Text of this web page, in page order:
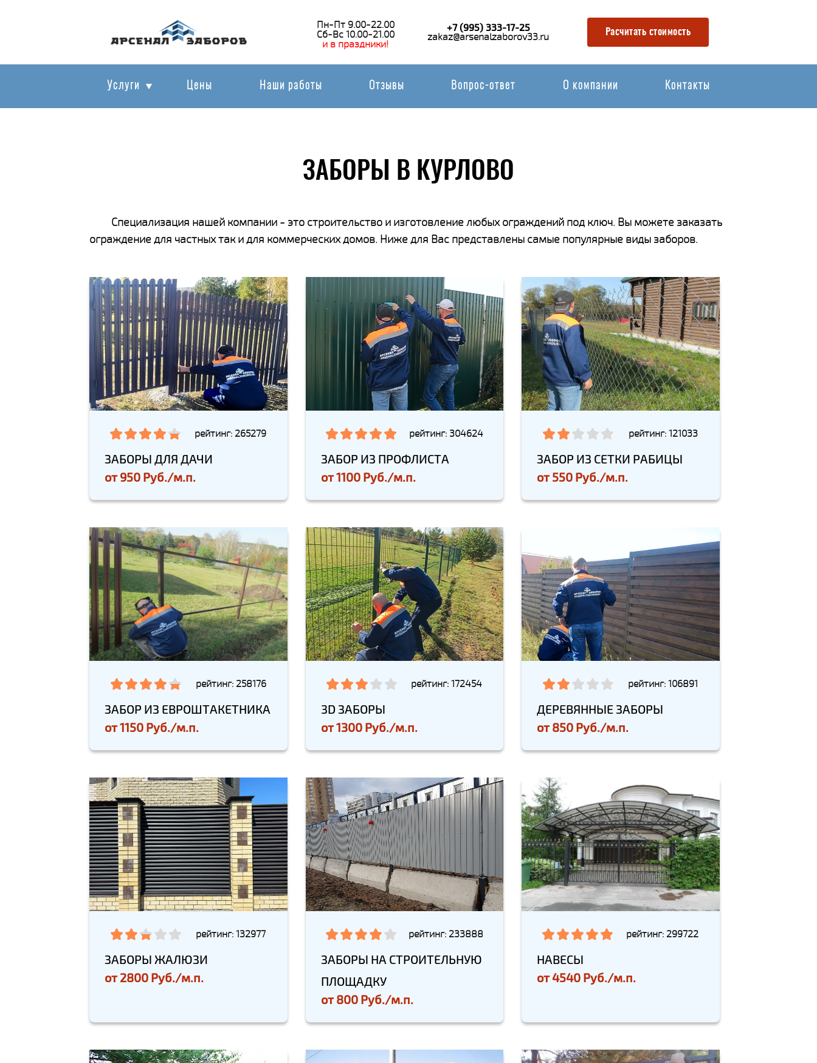
Пн-Пт 9.00-22.00
Сб-Вс 10.00-21.00
и в праздники!
+7 (995) 333-17-25
zakaz@arsenalzaborov33.ru Расчитать стоимость
Услуги Цены Наши работы Отзывы Вопрос-ответ О компании Контакты
ЗАБОРЫ В КУРЛОВО
Специализация нашей компании - это строительство и изготовление любых ограждений под ключ. Вы можете заказать
ограждение для частных так и для коммерческих домов. Ниже для Вас представлены самые популярные виды заборов.
рейтинг: 265279
ЗАБОРЫ ДЛЯ ДАЧИ
от950 Руб./м.п.
рейтинг: 304624
ЗАБОР ИЗ ПРОФЛИСТА
от1100 Руб./м.п.
рейтинг: 121033
ЗАБОР ИЗ СЕТКИ РАБИЦЫ
от550 Руб./м.п.
рейтинг: 258176
ЗАБОР ИЗ ЕВРОШТАКЕТНИКА
от1150 Руб./м.п.
рейтинг: 172454
3D ЗАБОРЫ
от1300 Руб./м.п.
рейтинг: 106891
ДЕРЕВЯННЫЕ ЗАБОРЫ
от850 Руб./м.п.
рейтинг: 132977
ЗАБОРЫ ЖАЛЮЗИ
от2800 Руб./м.п.
рейтинг: 233888
ЗАБОРЫ НА СТРОИТЕЛЬНУЮ
ПЛОЩАДКУ
от800 Руб./м.п.
рейтинг: 299722
НАВЕСЫ
от4540 Руб./м.п.